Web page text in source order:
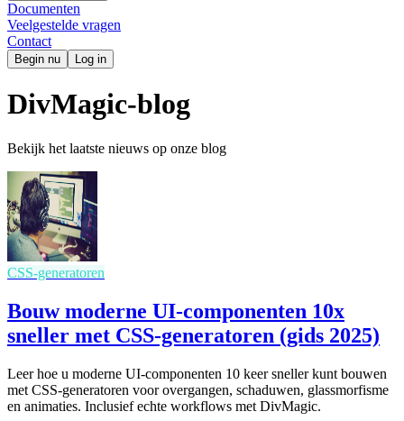
Documenten
Veelgestelde vragen
Contact
Begin nu Log in
DivMagic-blog
Bekijk het laatste nieuws op onze blog
CSS-generatoren
Bouw moderne UI-componenten 10x
sneller met CSS-generatoren (gids 2025)
Leer hoe u moderne UI-componenten 10 keer sneller kunt bouwen
met CSS-generatoren voor overgangen, schaduwen, glassmorfisme
en animaties. Inclusief echte workflows met DivMagic.